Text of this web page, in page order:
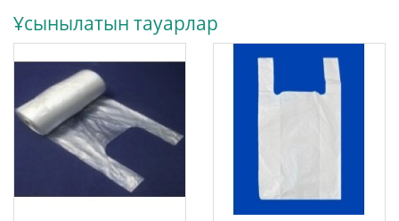
Ұсынылатын тауарлар